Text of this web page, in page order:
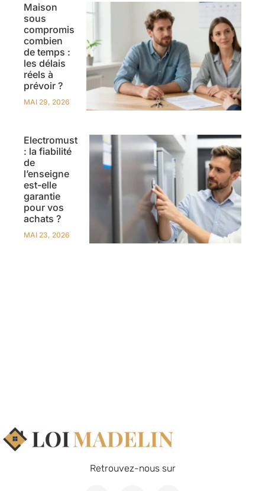
Maison
sous
compromis
combien
de temps :
les délais
réels à
prévoir ?
MAI 29, 2026
Electromust
: la fiabilité
de
l’enseigne
est-elle
garantie
pour vos
achats ?
MAI 23, 2026
Retrouvez-nous sur